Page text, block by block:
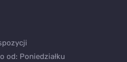
od: Poniedziałku